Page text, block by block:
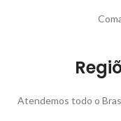
Atendemos todo o